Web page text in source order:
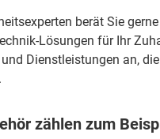
berät Sie
Lösungen für Ihr
Dienstleistungen an,
zählen zum